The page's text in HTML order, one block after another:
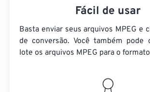
Fácil de usar
Basta enviar seus arquivos MPEG e
de conversão. Você também pode
lote os arquivos MPEG para o